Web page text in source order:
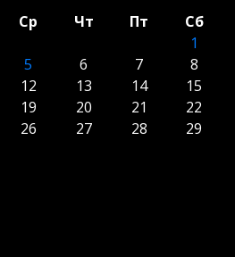
Ср Чт Пт
Сб
1
5 6 7
8
12 13 14
15
19 20 21
22
26 27 28
29